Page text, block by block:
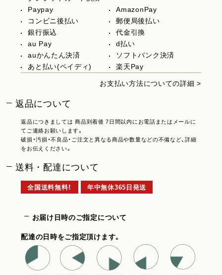
Paypay
AmazonPay
コンビニ後払い
郵便局後払い
銀行振込
代金引換
au Pay
d払い
auかんたん決済
ソフトバンク決済
あと払い(ペイディ)
楽天Pay
お支払い方法についての詳細 >
返品について
返品につきましては 商品到着後 7日間以内にお電話またはメールに
てご連絡お願いします。
破損・汚損・不良品・ご注文と異なる商品や数量などの不備など、詳細
をお伝えください。
送料・配達について
全国送料無料！ 年中無休365日発送
お届け日時のご指定について
配達の日時をご指定頂けます。